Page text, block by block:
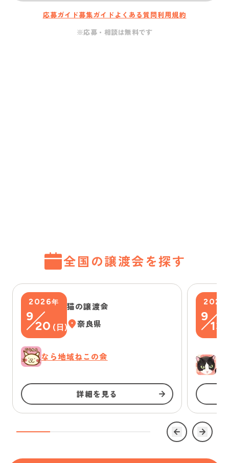
応募ガイド募集ガイド よくある質問利用規約
※応募・相談は無料です
全国の譲渡会を探す
2026年
9
20 ( 日)
猫の譲渡会
奈良県
なら地域ねこの会
詳細を見る
2026
9
13
ゆ